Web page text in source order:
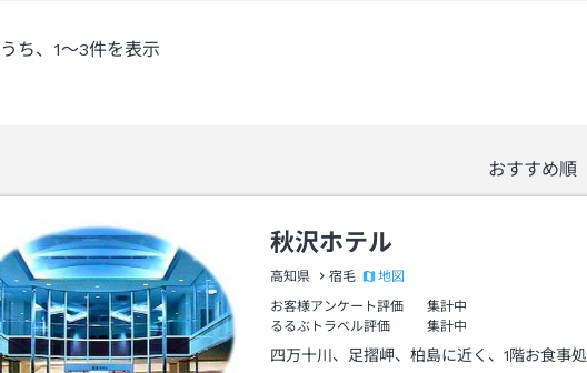
ち、 1～3件を表示
おすすめ順
秋沢ホテル
高知県 宿毛
地図
お客様アンケート評価
集計中
るるぶトラベル評価
集計中
四万十川、足摺岬、柏島に近く、1階お食事処